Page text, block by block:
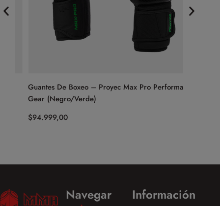
Guantes De Boxeo – Proyec Max Pro Performance
Gear (Negro/Verde)
94.999,00
Navegar Información